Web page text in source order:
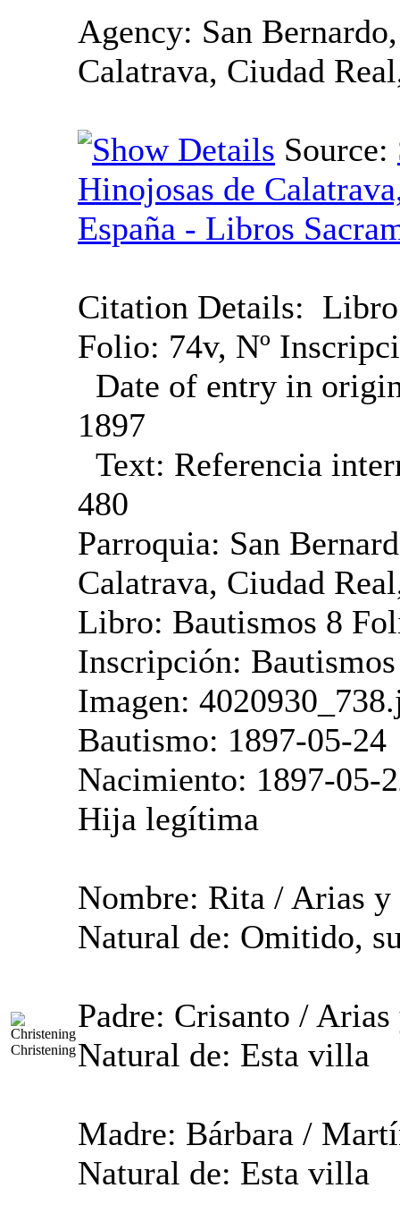
Christening
Agency: San
Calatrava, Ciudad
Source:
Hinojosas de
España - Libros
Citation Details:
Folio: 74v, Nº
Date of entry in
1897
Text: Referencia
480
Parroquia: San
Calatrava, Ciudad
Libro: Bautismos 8
Inscripción:
Imagen:
Bautismo: 1897-05-24
Nacimiento: 1897-05-
Hija legítima
Nombre: Rita / Arias
Natural de: Omitido,
Padre: Crisanto /
Natural de: Esta villa
Madre: Bárbara /
Natural de: Esta villa